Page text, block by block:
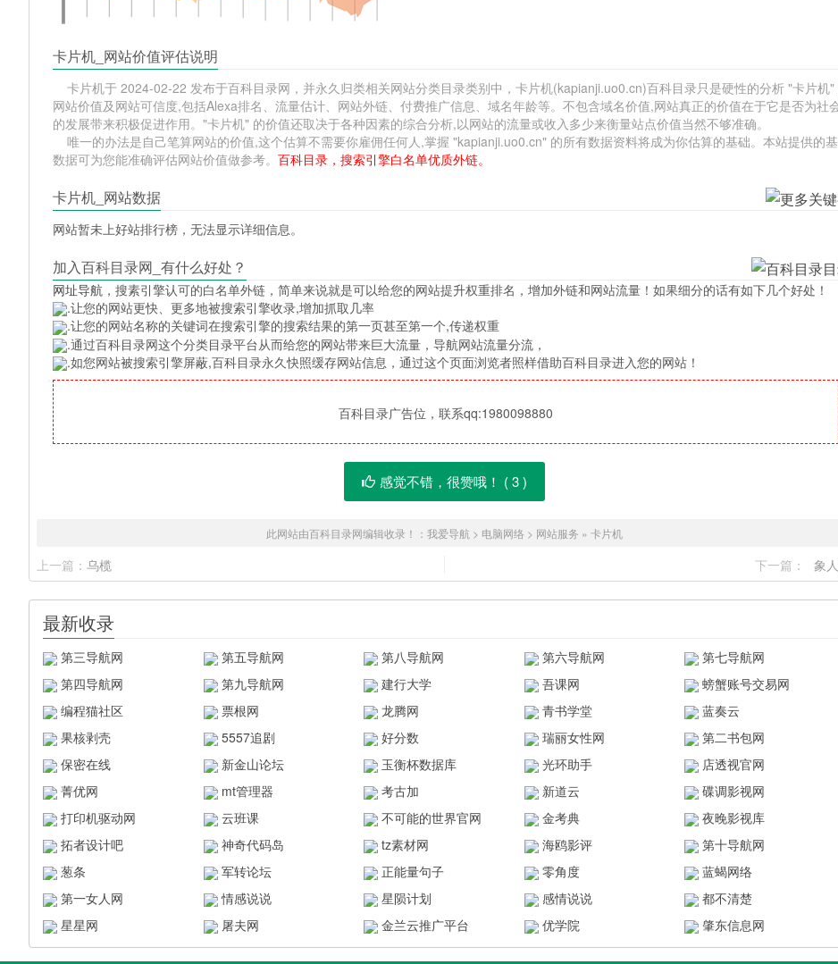
卡片机_网站价值评估说明
卡片机于 2024-02-22 发布于百科目录网，并永久归类相关网站分类目录类别中，卡片机(kapianji.uo0.cn)百科目录只是硬性的分析 "卡片机"
网站价值及网站可信度,包括Alexa排名、流量估计、网站外链、付费推广信息、域名年龄等。不包含域名价值,网站真正的价值在于它是否为社
的发展带来积极促进作用。"卡片机" 的价值还取决于各种因素的综合分析,以网站的流量或收入多少来衡量站点价值当然不够准确。
唯一的办法是自己笔算网站的价值,这个估算不需要你雇佣任何人,掌握 "kapianji.uo0.cn" 的所有数据资料将成为你估算的基础。本站提供的
数据可为您能准确评估网站价值做参考。百科目录，搜索引擎白名单优质外链。
卡片机_网站数据
网站暂未上好站排行榜，无法显示详细信息。
加入百科目录网_有什么好处？
网址导航 ，搜素引擎认可的白名单外链，简单来说就是可以给您的网站提升权重排名，增加外链和网站流量！如果细分的话有如下几个好处！
.让您的网站更快、更多地被搜索引擎收录,增加抓取几率
.让您的网站名称的关键词在搜索引擎的搜索结果的第一页甚至第一个,传递权重
.通过百科目录网这个分类目录平台从而给您的网站带来巨大流量，导航网站流量分流，
.如您网站被搜索引擎屏蔽,百科目录永久快照缓存网站信息，通过这个页面浏览者照样借助百科目录进入您的网站！
百科目录广告位，联系qq:1980098880
感觉不错，很赞哦！ ( 3)
此网站由百科目录网编辑收录！： 我爱导航 > 电脑网络 > 网站服务 » 卡片机
上一篇： 乌榄 下一篇： 象
最新收录
第三导航网 第五导航网 第八导航网 第六导航网
第七导航网
第四导航网
第九导航网 建行大学 吾课网
螃蟹账号交易网
编程猫社区
票根网 龙腾网 青书学堂
蓝奏云
果核剥壳
5557追剧 好分数 瑞丽女性网
第二书包网
保密在线
新金山论坛 玉衡杯数据库 光环助手
店透视官网
菁优网
mt管理器 考古加 新道云
碟调影视网
打印机驱动网
云班课 不可能的世界官网 金考典
夜晚影视库
拓者设计吧
神奇代码岛 tz素材网 海鸥影评
第十导航网
葱条
军转论坛 正能量句子 零角度
蓝蝎网络
第一女人网
情感说说 星陨计划 感情说说
都不清楚
星星网
屠夫网 金兰云推广平台 优学院 肇东信息网